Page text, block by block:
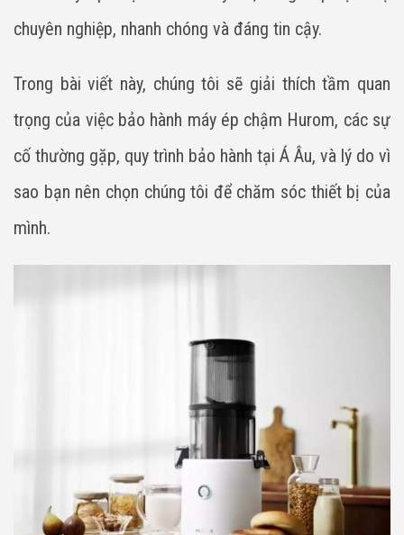
chuyên nghiệp, nhanh chóng và đáng tin cậy.
Trong bài viết này, chúng tôi sẽ giải thích tầm quan
trọng của việc bảo hành máy ép chậm Hurom, các sự
cố thường gặp, quy trình bảo hành tại Á Âu, và lý do vì
sao bạn nên chọn chúng tôi để chăm sóc thiết bị của
mình.